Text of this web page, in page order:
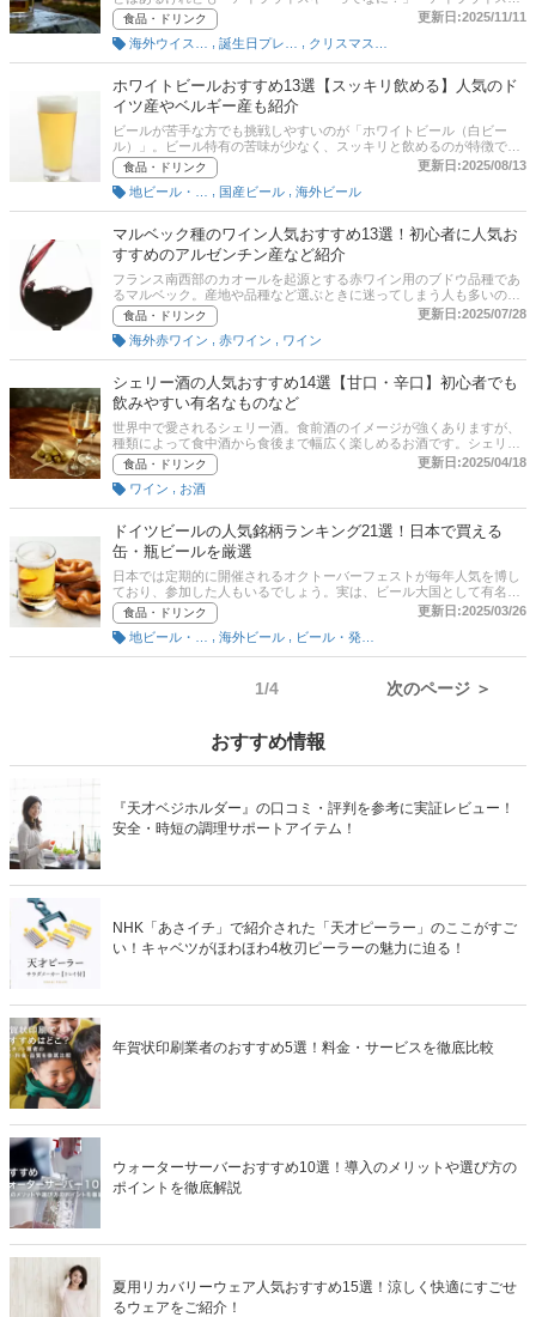
ーの美味しい銘柄は？」と思っているひとも多いのではないでしょう
か。この記事では、ウイスキー好きが一度は訪れたいといわれるアイ
ラ島の蒸留所を9つを徹底紹介！そのほかアイラウイスキーの選び方
や編集部が厳選した商品の紹介、おいしい飲み方まで解説。記事の最
後には、Amazonや楽天、ヤフーの人気売れ筋ランキングや比較一覧
表もありますのでぜひチェックしてみてください。
食品・ドリンク
更新日:2025/11/11
ホワイトビールおすすめ13選【スッキリ飲める】人気のド
イツ産やベルギー産も紹介
ビールが苦手な方でも挑戦しやすいのが「ホワイトビール（白ビー
ル）」。ビール特有の苦味が少なく、スッキリと飲めるのが特徴で
す。この記事では、ビールを含めた洋酒全般に詳しい石関華子さんへ
の取材をもとに、おすすめホワイトビールと選び方をご紹介。国産だ
けでなく、ドイツやベルギーなど海外産の商品も選び方から説明して
います。記事後半には、Amazonなど通販サイトの最新人気ランキン
グのリンクがあるので、売れ筋や口コミをチェックしてみてくださ
い。
食品・ドリンク
更新日:2025/08/13
国産ビール 海外ビール
マルベック種のワイン人気おすすめ13選！初心者に人気お
すすめのアルゼンチン産など紹介
フランス南西部のカオールを起源とする赤ワイン用のブドウ品種であ
るマルベック。産地や品種など選ぶときに迷ってしまう人も多いので
はないでしょうか。そこでこの記事では、マルベック種ワインの選び
方の説明とおすすめ商品を厳選。日本ソムリエ協会認定ワインエキス
パート・石関華子さんが選ぶ、おすすめのマルベック種ワインを紹介
します。記事の後半にはAmazonや楽天など通販サイトの最新人気ラ
ンキングも載せていますので、売れ筋や口コミもあわせてチェックし
てみてください。
食品・ドリンク
更新日:2025/07/28
海外赤ワイン
赤ワイン ワイン
シェリー酒の人気おすすめ14選【甘口・辛口】初心者でも
飲みやすい有名なものなど
世界中で愛されるシェリー酒。食前酒のイメージが強くありますが、
種類によって食中酒から食後まで幅広く楽しめるお酒です。シェリー
酒は造り手によって異なる味わいをもつお酒です。この記事では、シ
ェリー酒の選び方とおすすめ商品を紹介します。甘口・辛口、有名な
銘柄・産地などにバリエーションを持たせて、おすすめの商品をピッ
クアップ！後半には、比較一覧表や通販サイトの最新人気ランキング
もあるので、売れ筋や口コミとあわせてチェックしてみてください。
食品・ドリンク
更新日:2025/04/18
ワイン
お酒
ドイツビールの人気銘柄ランキング21選！日本で買える
缶・瓶ビールを厳選
日本では定期的に開催されるオクトーバーフェストが毎年人気を博し
ており、参加した人もいるでしょう。実は、ビール大国として有名な
ドイツ発祥のお祭りなんです。この記事では、そんなドイツ生まれの
ビールの選び方とおすすめ商品を紹介します。ヴァイツェンやケスト
リッツァーといった人気銘柄を中心に、ラガーや白ビールなど日本で
買える瓶・缶ビールを厳選！ またマイナビニュース・ウーマン会員計
ビールの人気ランキングも紹介していますので、合わせてチェックし
てみてください。ドイツビール初心者でも選びやすいですよ！後半に
筋や口コミとあわせてチェックしてみてください。
食品・ドリンク
更新日:2025/03/26
海外ビール
1/4 次のページ ＞
おすすめ情報
『天才ベジホルダー』の口コミ・評判を参考に実証レビュー！
安全・時短の調理サポートアイテム！
NHK「あさイチ」で紹介された「天才ピーラー」のここがすご
い！キャベツがほわほわ4枚刃ピーラーの魅力に迫る！
年賀状印刷業者のおすすめ5選！料金・サービスを徹底比較
ウォーターサーバーおすすめ10選！導入のメリットや選び方の
ポイントを徹底解説
夏用リカバリーウェア人気おすすめ15選！涼しく快適にすごせ
るウェアをご紹介！